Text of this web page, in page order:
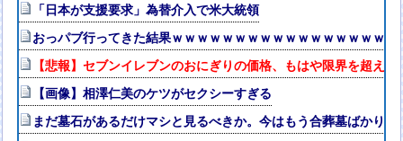
「日本が支援要求」為替介入で米大統領
おっパブ行ってきた結果ｗｗｗｗｗｗｗｗｗｗｗｗｗｗｗｗｗｗ
【悲報】セブンイレブンのおにぎりの価格、もはや限界を超える
【画像】相澤仁美のケツがセクシーすぎる
まだ墓石があるだけマシと見るべきか。今はもう合葬墓ばかり